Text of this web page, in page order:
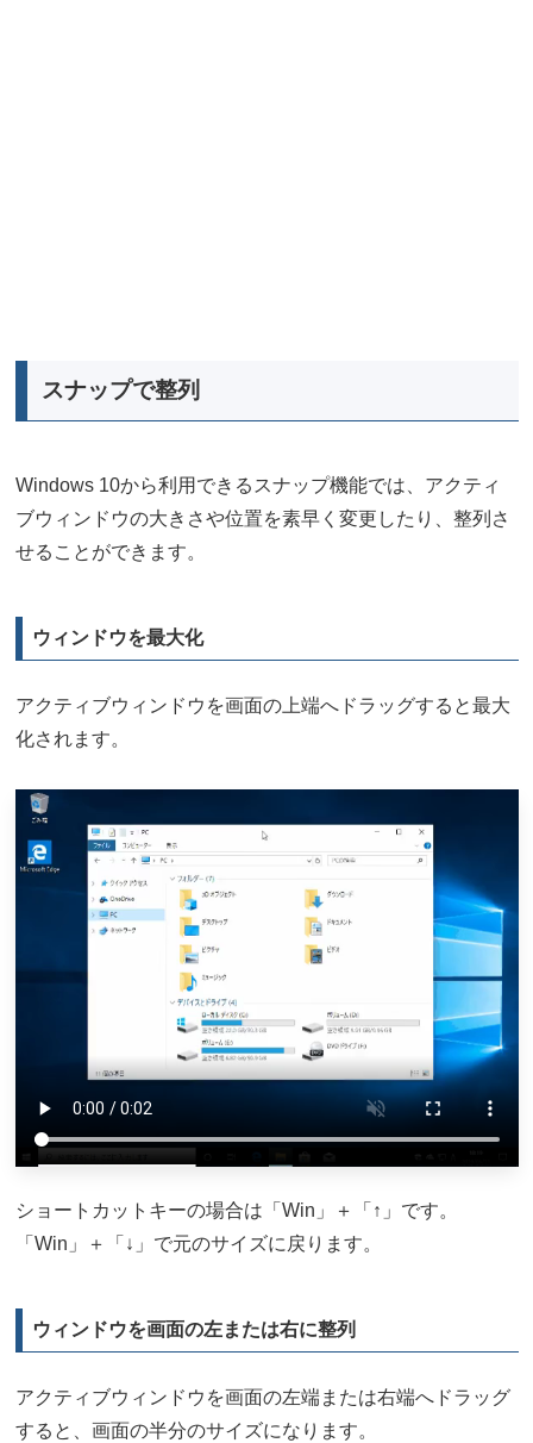
スナップで整列
Windows 10から利用できるスナップ機能では、アクティ
ブウィンドウの大きさや位置を素早く変更したり、整列さ
せることができます。
ウィンドウを最大化
アクティブウィンドウを画面の上端へドラッグすると最大
化されます。
ショートカットキーの場合は「Win」＋「↑」です。
「Win」＋「↓」で元のサイズに戻ります。
ウィンドウを画面の左または右に整列
アクティブウィンドウを画面の左端または右端へドラッグ
すると、画面の半分のサイズになります。